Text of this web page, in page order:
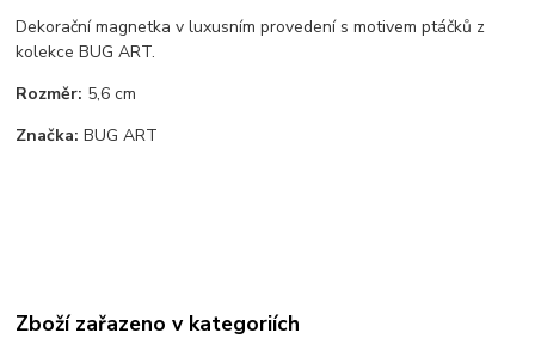
Dekorační magnetka v luxusním provedení s motivem ptáčků z
kolekce BUG ART.
Rozměr: 5,6 cm
Značka: BUG ART
Zboží zařazeno v kategoriích